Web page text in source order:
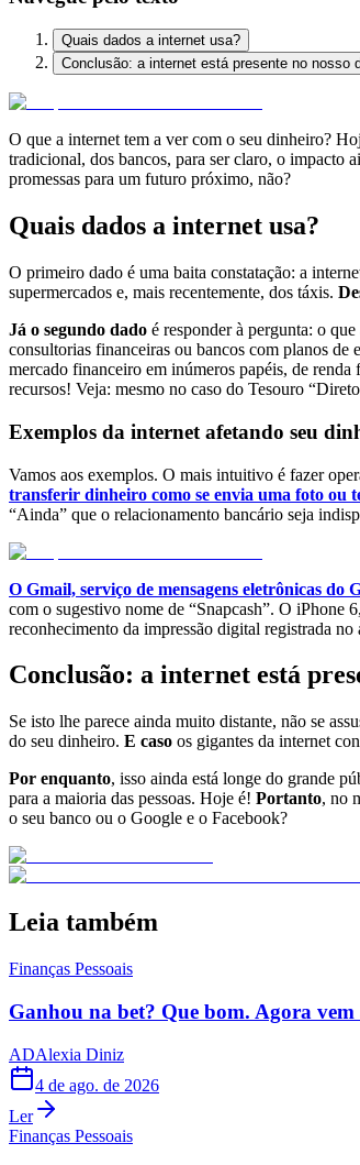
Quais dados a internet usa?
Conclusão: a internet está presente no nosso
O que a internet tem a ver com o seu dinheiro?
tradicional, dos bancos, para ser claro, o impacto
promessas para um futuro próximo, não?
Quais dados a internet usa?
O primeiro dado é uma baita constatação: a
supermercados e, mais recentemente, dos táxis.
Já o segundo dado é responder à pergunta: o
consultorias financeiras ou bancos com planos de
mercado financeiro em inúmeros papéis, de
recursos! Veja: mesmo no caso do Tesouro
Exemplos da internet afetando seu
Vamos aos exemplos. O mais intuitivo é fazer
transferir dinheiro como se envia uma foto ou
“Ainda” que o relacionamento bancário seja
O Gmail, serviço de mensagens eletrônicas do
com o sugestivo nome de “Snapcash”. O iPhone
reconhecimento da impressão digital registrada no
Conclusão: a internet está
Se isto lhe parece ainda muito distante, não se
do seu dinheiro. E caso os gigantes da internet
Por enquanto, isso ainda está longe do grande
para a maioria das pessoas. Hoje é! Portanto, no
o seu banco ou o Google e o Facebook?
Leia também
Finanças Pessoais
Ganhou na bet? Que bom. Agora
ADAlexia Diniz
4 de ago. de 2026
Ler
Finanças Pessoais